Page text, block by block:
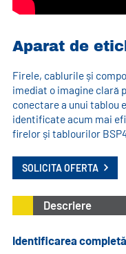
Aparat de
Firele, cablurile și
imediat o imagine clară
conectare a unui
identificate acum mai
firelor și tablourilor
SOLICITA OFERTA
Descriere
Identificarea